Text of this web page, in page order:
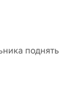
поднять